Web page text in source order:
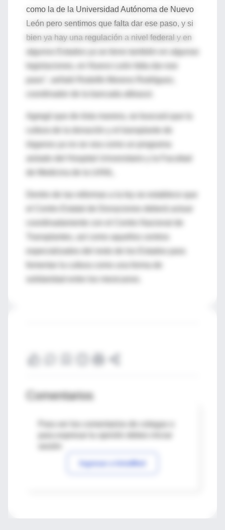
como la de la Universidad Autónoma de Nuevo
León pero sentimos que falta dar ese paso, y si
bien ya hay una regulación a nivel federal y en
algunos Estados ya se tiene también en algunas
legislaciones, en Nuevo León falta dar ese
paso", señaló Rodolfo Moreno Rodríguez,
Agregó que de ésta manera, se buscará que la
órganos ya no se vea como un programa
Transplantes, así como aquellos centros
Comentarios
Para ver los comentarios de colegas o
Ingresar a IntraMed